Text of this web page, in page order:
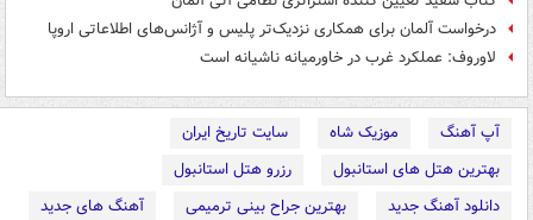
درخواست آلمان برای همکاری نزدیک‌تر پلیس و آژانس‌های اطلاعاتی اروپا
لاوروف: عملکرد غرب در خاورمیانه ناشیانه است
آپ آهنگ موزیک شاه
سایت تاریخ ایران
بهترین هتل های استانبول
رزرو هتل استانبول
دانلود آهنگ جدید
بهترین جراح بینی ترمیمی
آهنگ های جدید